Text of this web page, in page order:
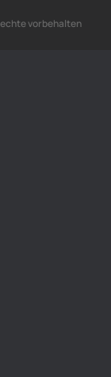
vorbehalten